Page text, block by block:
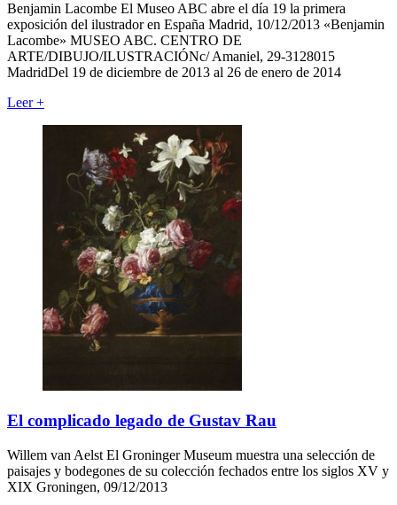
Benjamin Lacombe El Museo ABC abre el día 19 la primera
exposición del ilustrador en España Madrid, 10/12/2013 «Benjamin
Lacombe» MUSEO ABC. CENTRO DE
ARTE/DIBUJO/ILUSTRACIÓNc/ Amaniel, 29-3128015
MadridDel 19 de diciembre de 2013 al 26 de enero de 2014
Leer+
El complicado legado de Gustav Rau
Willem van Aelst El Groninger Museum muestra una selección de
paisajes y bodegones de su colección fechados entre los siglos XV y
XIX Groningen, 09/12/2013